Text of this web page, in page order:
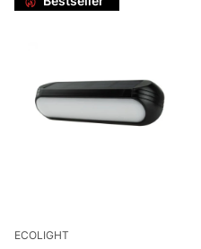
ECOLIGHT